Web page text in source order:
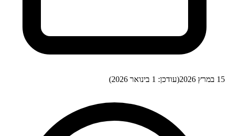
15 במרץ 2026 (עודכן: 1 בינואר 2026 )